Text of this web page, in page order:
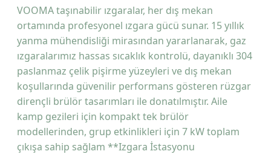
VOOMA taşınabilir ızgaralar, her dış mekan
ortamında profesyonel ızgara gücü sunar. 15 yıllık
yanma mühendisliği mirasından yararlanarak, gaz
ızgaralarımız hassas sıcaklık kontrolü, dayanıklı 304
paslanmaz çelik pişirme yüzeyleri ve dış mekan
koşullarında güvenilir performans gösteren rüzgar
dirençli brülör tasarımları ile donatılmıştır. Aile
kamp gezileri için kompakt tek brülör
modellerinden, grup etkinlikleri için 7 kW toplam
çıkışa sahip sağlam **Izgara İstasyonu